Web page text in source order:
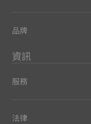
品牌
資訊
服務
法律